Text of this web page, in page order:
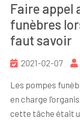
Faire appel
funèbres
faut savoir
2021-02-07
Les pompes
en charge
cette tâche était